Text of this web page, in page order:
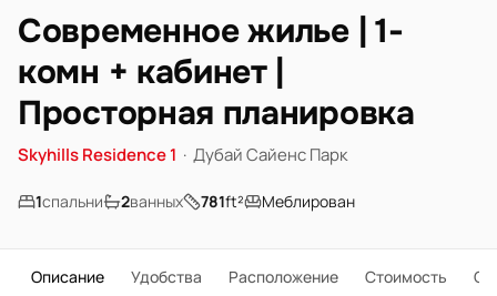
Современное жилье | 1-
комн + кабинет |
Просторная планировка
Skyhills Residence 1 · Дубай Сайенс Парк
1спальни 2ванных 781ft² Меблирован
Описание Удобства Расположение Стоимость О